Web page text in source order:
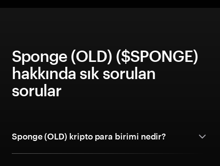
Sponge (OLD) ($SPONGE)
hakkında sık sorulan
sorular
Sponge (OLD) kripto para birimi nedir?